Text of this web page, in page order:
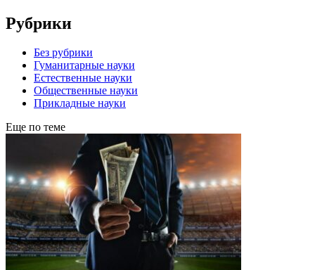
Рубрики
Без рубрики
Гуманитарные науки
Естественные науки
Общественные науки
Прикладные науки
Еще по теме